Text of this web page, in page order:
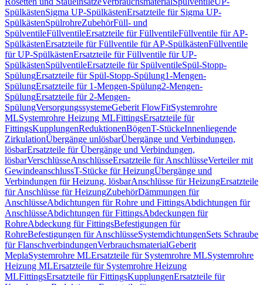
SpülkästenSigma UP-SpülkästenErsatzteile für Sigma UP-
SpülkästenSpülrohreZubehörFüll- und
SpülventileFüllventileErsatzteile für FüllventileFüllventile für AP-
SpülkästenErsatzteile für Füllventile für AP-SpülkästenFüllventile
für UP-SpülkästenErsatzteile für Füllventile für UP-
SpülkästenSpülventileErsatzteile für SpülventileSpül-Stopp-
SpülungErsatzteile für Spül-Stopp-Spülung1-Mengen-
SpülungErsatzteile für 1-Mengen-Spülung2-Mengen-
SpülungErsatzteile für 2-Mengen-
SpülungVersorgungssystemeGeberit FlowFitSystemrohre
MLSystemrohre Heizung MLFittingsErsatzteile für
FittingsKupplungenReduktionenBögenT-StückeInnenliegende
ZirkulationÜbergänge unlösbarÜbergänge und Verbindungen,
lösbarErsatzteile für Übergänge und Verbindungen,
lösbarVerschlüsseAnschlüsseErsatzteile für AnschlüsseVerteiler mit
GewindeanschlussT-Stücke für HeizungÜbergänge und
Verbindungen für Heizung, lösbarAnschlüsse für HeizungErsatzteile
für Anschlüsse für HeizungZubehörDämmungen für
AnschlüsseAbdichtungen für Rohre und FittingsAbdichtungen für
AnschlüsseAbdichtungen für FittingsAbdeckungen für
RohreAbdeckung für FittingsBefestigungen für
RohreBefestigungen für AnschlüsseSystemdichtungenSets Schraube
für FlanschverbindungenVerbrauchsmaterialGeberit
MeplaSystemrohre MLErsatzteile für Systemrohre MLSystemrohre
Heizung MLErsatzteile für Systemrohre Heizung
MLFittingsErsatzteile für FittingsKupplungenErsatzteile für